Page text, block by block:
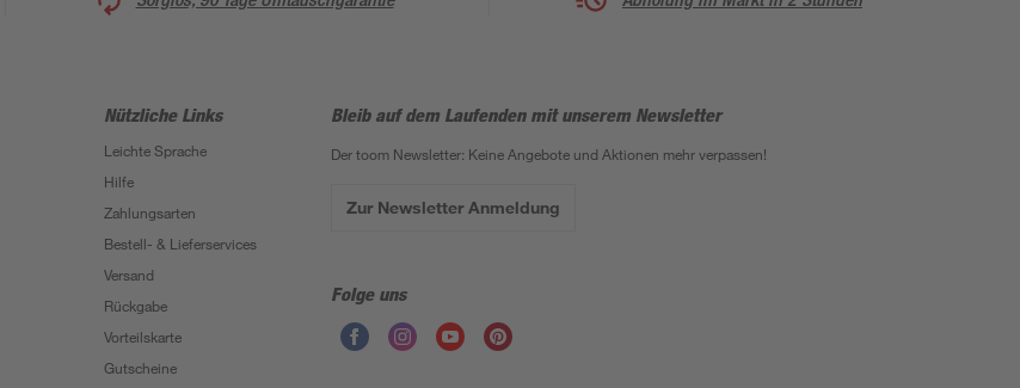
Nützliche Links
Leichte Sprache
Hilfe
Zahlungsarten
Bestell- & Lieferservices
Versand
Rückgabe
Vorteilskarte
Gutscheine
Bleib auf dem Laufenden mit unserem Newsletter
Der toom Newsletter: Keine Angebote und Aktionen mehr verpassen!
Zur Newsletter Anmeldung
Folge uns